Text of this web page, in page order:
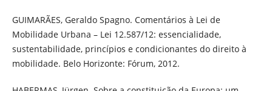
GUIMARÃES, Geraldo Spagno. Comentários à Lei de
Mobilidade Urbana – Lei 12.587/12: essencialidade,
sustentabilidade, princípios e condicionantes do direito à
mobilidade. Belo Horizonte: Fórum, 2012.